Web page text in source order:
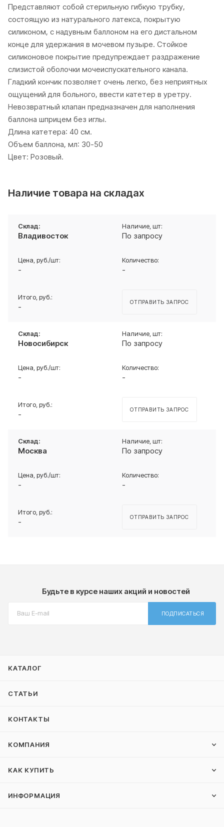
Представляют собой стерильную гибкую трубку,
состоящую из натурального латекса, покрытую
силиконом, с надувным баллоном на его дистальном
конце для удержания в мочевом пузыре. Стойкое
силиконовое покрытие предупреждает раздражение
слизистой оболочки мочеиспускательного канала.
Гладкий кончик позволяет очень легко, без неприятных
ощущений для больного, ввести катетер в уретру.
Невозвратный клапан предназначен для наполнения
баллона шприцем без иглы.
Длина катетера: 40 см.
Объем баллона, мл: 30-50
Цвет: Розовый.
Наличие товара на складах
Владивосток По запросу
- -
- ОТПРАВИТЬ ЗАПРОС
Новосибирск По запросу
- -
- ОТПРАВИТЬ ЗАПРОС
Москва По запросу
- -
- ОТПРАВИТЬ ЗАПРОС
Будьте в курсе наших акций и новостей
ПОДПИСАТЬСЯ
КАТАЛОГ
СТАТЬИ
КОНТАКТЫ
КОМПАНИЯ
КАК КУПИТЬ
ИНФОРМАЦИЯ